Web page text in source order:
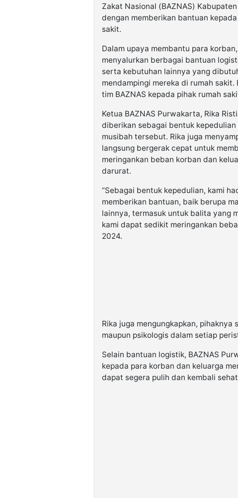
Zakat Nasional (BAZNAS)
dengan memberikan bantuan
sakit.
Dalam upaya membantu para
menyalurkan berbagai bantuan
serta kebutuhan lainnya yang
mendampingi mereka di rumah
tim BAZNAS kepada pihak rumah
Ketua BAZNAS Purwakarta, Rika
diberikan sebagai bentuk
musibah tersebut. Rika juga
langsung bergerak cepat untuk
meringankan beban korban dan
darurat.
“Sebagai bentuk kepedulian, kami
memberikan bantuan, baik berupa
lainnya, termasuk untuk balita yang
kami dapat sedikit meringankan
2024.
Rika juga mengungkapkan,
maupun psikologis dalam setiap
Selain bantuan logistik, BAZNAS
kepada para korban dan keluarga
dapat segera pulih dan kembali